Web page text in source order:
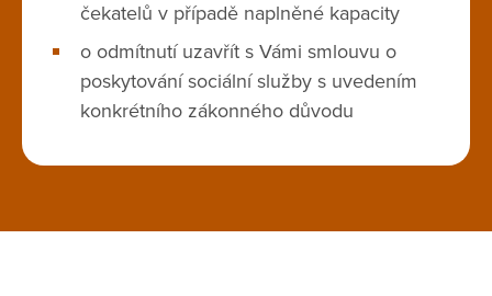
čekatelů v případě naplněné kapacity
o odmítnutí uzavřít s Vámi smlouvu o
poskytování sociální služby s uvedením
konkrétního zákonného důvodu